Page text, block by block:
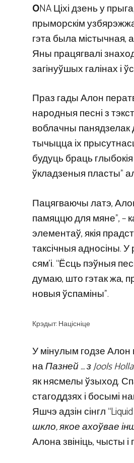
ONA Ціхі дзень у
прыморскім
гэта была містычная,
Яны працягвалі
загінуўшых галінах і
Праз гады Алон
народныя песні з
воблачны
тычыцца іх
будуць браць
ўкладзеныя пласты”
Пацягваючы латэ,
памяццю для мяне”, –
элементаў, якія
таксічныя адносіны.
сям’і. “Ёсць пэўныя
думаю, што гэтак жа,
новыя ўспаміны”.
Крэдыт: Націсніце
У мінулым годзе Алон
наПазней … з Jools
як нясмелы ўзыход.
стагоддзях і босымі
Яшчэ адзін сінгл
шкло, якое ахоўвае
Алона звініць, чысты